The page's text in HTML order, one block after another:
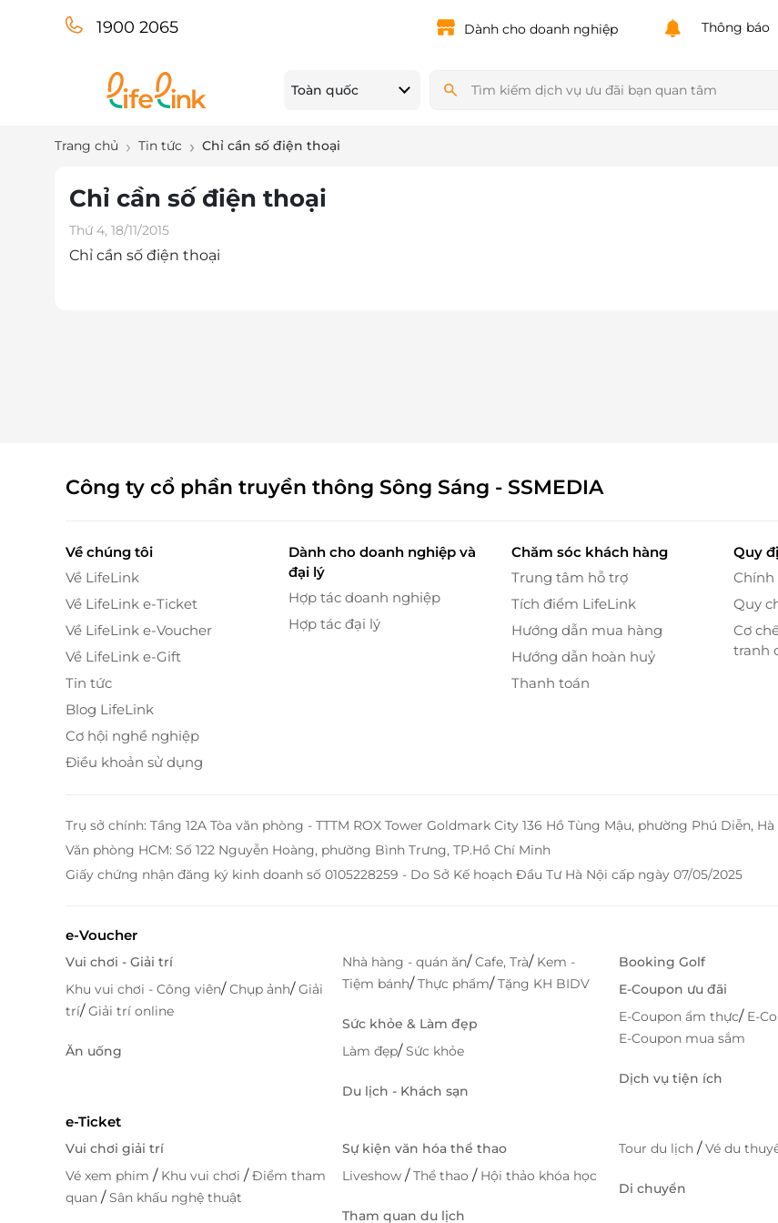
1900 2065 Dành cho doanh nghiệp Thông báo
Toàn quốc
Trang chủ Tin tức Chỉ cần số điện thoại
Chỉ cần số điện thoại
Thứ 4, 18/11/2015
Chỉ cần số điện thoại
Công ty cổ phần truyền thông Sông Sáng - SSMEDIA
Về chúng tôi
Về LifeLink
Về LifeLink e-Ticket
Về LifeLink e-Voucher
Về LifeLink e-Gift
Tin tức
Blog LifeLink
Cơ hội nghề nghiệp
Điều khoản sử dụng
Dành cho doanh nghiệp và
đại lý
Hợp tác doanh nghiệp
Hợp tác đại lý
Chăm sóc khách hàng
Trung tâm hỗ trợ
Tích điểm LifeLink
Hướng dẫn mua hàng
Hướng dẫn hoàn huỷ
Thanh toán
Quy
Chính
Quy
Cơ
tranh
Trụ sở chính: Tầng 12A Tòa văn phòng - TTTM ROX Tower Goldmark City 136 Hồ Tùng Mậu, phường Phú Diễn,
Văn phòng HCM: Số 122 Nguyễn Hoàng, phường Bình Trưng, TP.Hồ Chí Minh
Giấy chứng nhận đăng ký kinh doanh số 0105228259 - Do Sở Kế hoạch Đầu Tư Hà Nội cấp ngày 07/05/2025
e-Voucher
Vui chơi - Giải trí
Khu vui chơi - Công viên/Chụp ảnh/Giải
trí/Giải trí online
Ăn uống
Nhà hàng - quán ăn/Cafe, Trà/ Kem -
Tiệm bánh/Thực phẩm/Tặng KH BIDV
Sức khỏe & Làm đẹp
Làm đẹp/Sức khỏe
Du lịch - Khách sạn
Booking Golf
E-Coupon ưu đãi
E-Coupon ẩm thực/ E-
E-Coupon mua sắm
Dịch vụ tiện ích
e-Ticket
Vui chơi giải trí
Vé xem phim / Khu vui chơi /Điểm tham
quan /Sân khấu nghệ thuật
Sự kiện văn hóa thể thao
Liveshow /Thể thao / Hội thảo khóa học
Tham quan du lịch
Tour du lịch /Vé du
Di chuyển